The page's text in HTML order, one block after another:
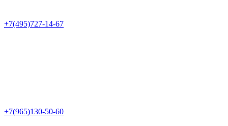
+7(495)727-14-67
+7(965)130-50-60